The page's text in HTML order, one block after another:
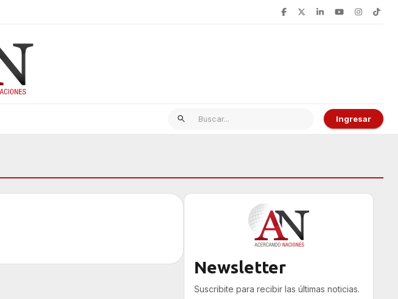
Ingresar
Newsletter
Suscribite para recibir las últimas noticias.